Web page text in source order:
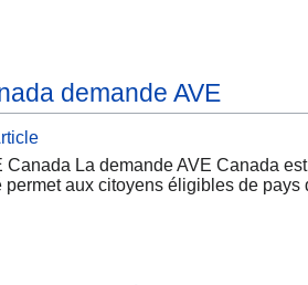
demande AVE
Canada La demande AVE Canada
aux citoyens éligibles de